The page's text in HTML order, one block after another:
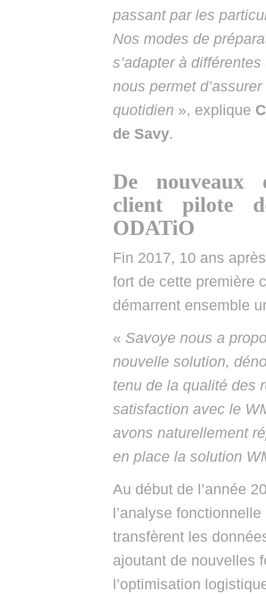
passant par les
Nos modes de
s’adapter à
nous permet
quotidien », explique
de Savy.
De nouveaux
client pilote
ODATiO
Fin 2017, 10 ans
fort de cette première
démarrent ensemble
« Savoye nous a
nouvelle solution,
tenu de la qualité des
satisfaction avec le
avons naturellement
en place la solution
Au début de l’année
l’analyse
transfèrent les
ajoutant de nouvelles
l’optimisation